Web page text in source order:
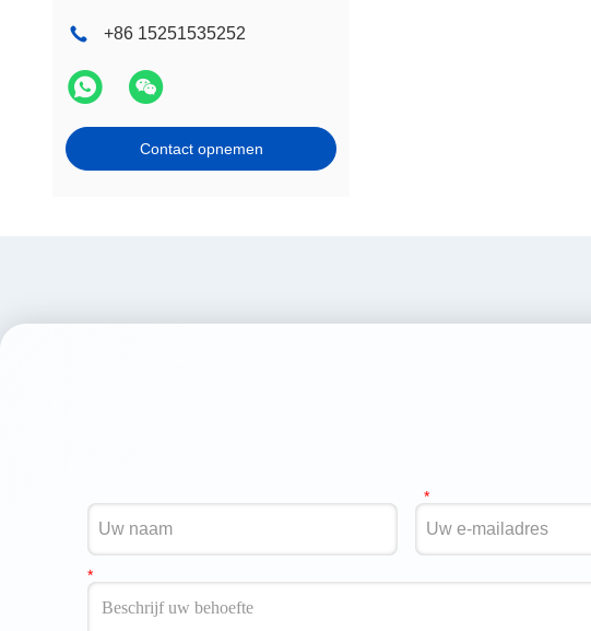
+86 15251535252
Contact opnemen